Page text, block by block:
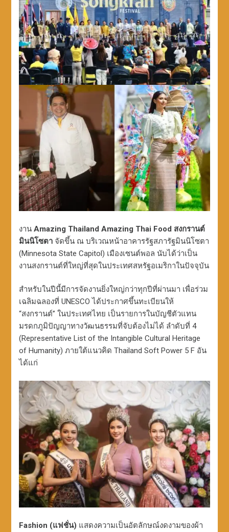
งานAmazing Thailand Amazing Thai Food สงกรานต์
มินนิโซตา จัดขึ้น ณ บริเวณหน้าอาคารรัฐสภารัฐมินนิโซตา
(Minnesota State Capitol) เมืองเซนต์พอล นับได้ว่าเป็น
งานสงกรานต์ที่ใหญ่ที่สุดในประเทศสหรัฐอเมริกาในปัจจุบัน
สำหรับในปีนี้มีการจัดงานยิ่งใหญ่กว่าทุกปีที่ผ่านมา เพื่อร่วม
เฉลิมฉลองที่ UNESCO ได้ประกาศขึ้นทะเบียนให้
“สงกรานต์” ในประเทศไทย เป็นรายการในบัญชีตัวแทน
มรดกภูมิปัญญาทางวัฒนธรรมที่จับต้องไม่ได้ ลำดับที่ 4
(Representative List of the Intangible Cultural Heritage
of Humanity) ภายใต้แนวคิด Thailand Soft Power 5 F อัน
ได้แก่
Fashion (แฟชั่น) แสดงความเป็นอัตลักษณ์งดงามของผ้า